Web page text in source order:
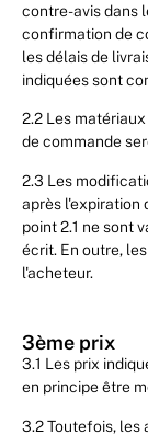
contre-avis dans
confirmation de
les délais de
indiquées sont
2.2 Les
de commande
2.3 Les
après l'expiration
point 2.1 ne sont
écrit. En outre,
l'acheteur.
3ème prix
3.1 Les prix
en principe être
3.2 Toutefois, les